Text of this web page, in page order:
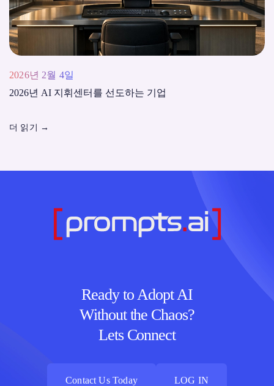
2026년 2월 4일
2026년 AI 지휘센터를 선도하는 기업
더 읽기 →
Ready to Adopt AI
Without the Chaos?
Lets Connect
Contact Us Today
LOG IN